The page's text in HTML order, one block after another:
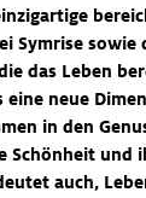
Symrise sowie
das Leben
eine neue
in den
Schönheit und
auch,